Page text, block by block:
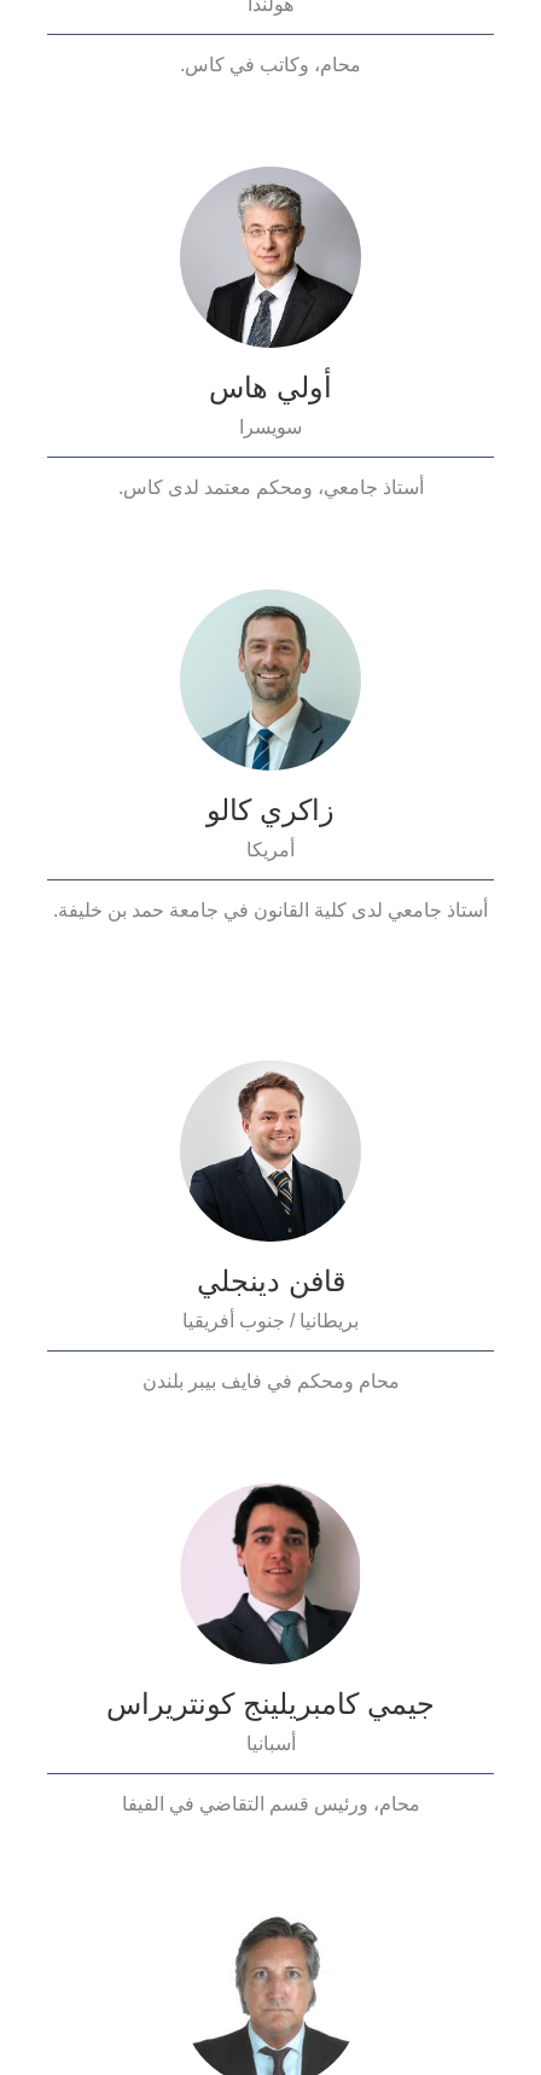
هولندا
محام، وكاتب في كاس.
أولي هاس
سويسرا
أستاذ جامعي، ومحكم معتمد لدى كاس.
زاكري كالو
أمريكا
أستاذ جامعي لدى كلية القانون في جامعة حمد بن خليفة.
قافن دينجلي
بريطانيا / جنوب أفريقيا
محام ومحكم في فايف بيبر بلندن
جيمي كامبريلينج كونتريراس
أسبانيا
محام، ورئيس قسم التقاضي في الفيفا